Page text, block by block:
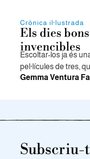
Crònica il·lustrada
Els dies
invencibles
Escoltar-los ja és
pel·lícules de tres,
Gemma Ventura
Subscriu-